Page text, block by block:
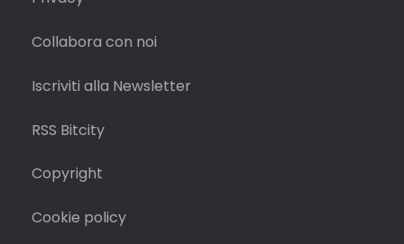
Collabora con noi
Iscriviti alla Newsletter
RSS Bitcity
Copyright
Cookie policy